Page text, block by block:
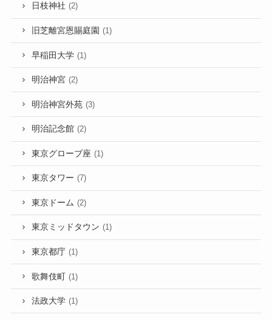
日枝神社 (2)
旧芝離宮恩賜庭園 (1)
早稲田大学 (1)
明治神宮 (2)
明治神宮外苑 (3)
明治記念館 (2)
東京グローブ座 (1)
東京タワー (7)
東京ドーム (2)
東京ミッドタウン (1)
東京都庁 (1)
歌舞伎町 (1)
法政大学 (1)